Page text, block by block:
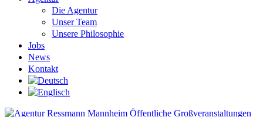
Die Agentur
Unser Team
Unsere Philosophie
Jobs
News
Kontakt